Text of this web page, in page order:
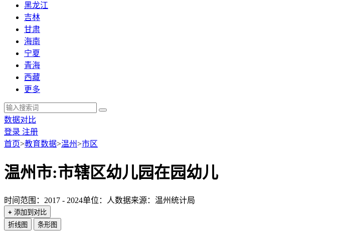
黑龙江
吉林
甘肃
海南
宁夏
青海
西藏
更多
数据对比
登录 注册
首页>教育数据>温州>市区
温州市:市辖区幼儿园在园幼儿
时间范围：2017 - 2024单位：人数据来源：温州统计局
+ 添加到对比
折线图
条形图